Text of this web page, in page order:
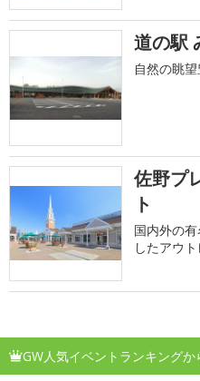
道の駅
自然の眺
佐野プ
ト
国内外の
したアウ
GW人気イベントランキングか